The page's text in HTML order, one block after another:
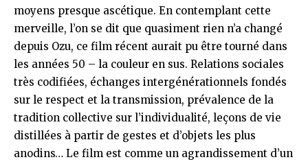
moyens presque ascétique. En contemplant cette
merveille, l’on se dit que quasiment rien n’a changé
depuis Ozu, ce film récent aurait pu être tourné dans
les années 50 – la couleur en sus. Relations sociales
très codifiées, échanges intergénérationnels fondés
sur le respect et la transmission, prévalence de la
tradition collective sur l’individualité, leçons de vie
distillées à partir de gestes et d’objets les plus
anodins… Le film est comme un agrandissement d’un